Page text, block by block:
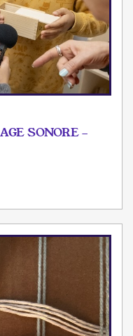
SONORE -